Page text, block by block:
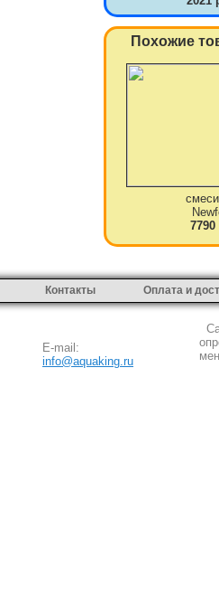
Похожие
7790
Контакты Оплата и
E-mail:
info@aquaking.ru